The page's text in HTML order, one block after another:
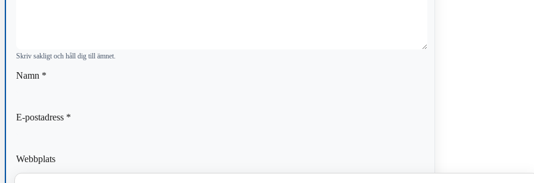
Skriv sakligt och håll dig till ämnet.
Namn *
E-postadress *
Webbplats